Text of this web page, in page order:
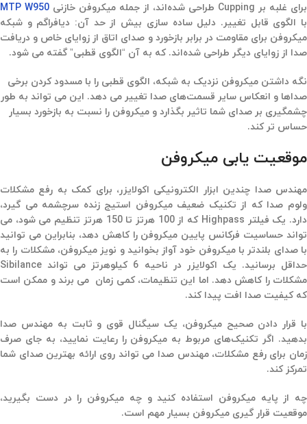
برای غلبه بر Cupping طراحی شده‌اند، از جمله میکروفن خازنی
MTP W950
با الگوی قابل تغییر. دلیل ساده سازی بیش از حد آن: دیافراگم و شبکه
میکروفن برای مقاومت در برابر بازخورد و صدای اتاق از زوایای خاص و دریافت
صدا از زوایای دیگر طراحی شده‌اند. که به آن “الگوی قطبی” گفته می شود.
نگه داشتن میکروفن نزدیک به شبکه، الگوی قطبی را با مسدود کردن برخی
صداها و انعکاس سایر قسمت‌های صدا تغییر می دهد. این می تواند به طور
چشمگیری بر صدای شما تاثیر بگذارد و میکروفن را نسبت به بازخورد بسیار
حساس تر کند.
موقعیت یابی میکروفن
مهندس صدا چندین ابزار الکترونیکی اکولایزر، برای کمک به رفع مشکلات
ولوم صدا که از تکنیک ضعیف میکروفن استیج زنده سرچشمه می گیرد،
دارد. یک فیلتر Highpass که از 100 هرتز تا 150 هرتز تنظیم می شود، می
تواند حساسیت فرکانس پایین میکروفن را کاهش دهد، بنابراین می توانید
با صدای بلندتر با میکروفن خود آواز بخوانید و نویز میکروفن، مشکلات را به
حداقل برسانید. یک اکولایزر در ناحیه 6 کیلوهرتز می تواند Sibilance
مشکلات را کاهش دهد. اما این تنظیمات، کمی زمان می برند و ممکن است
که کیفیت صدا افت پیدا کند.
با قرار دادن صحیح میکروفن، یک سیگنال قوی و ثابت به مهندس صدا
بدهید. اگر تکنیک‌های مربوط به میکروفن را رعایت نمایید، به جای صرف
زمان برای رفع مشکلات، مهندس صدا می تواند روی ارائه بهترین صدای شما
تمرکز کند.
چه از پایه میکروفن استفاده کنید و چه میکروفن را در دست بگیرید،
موقعیت قرار گیری میکروفن بسیار مهم است.